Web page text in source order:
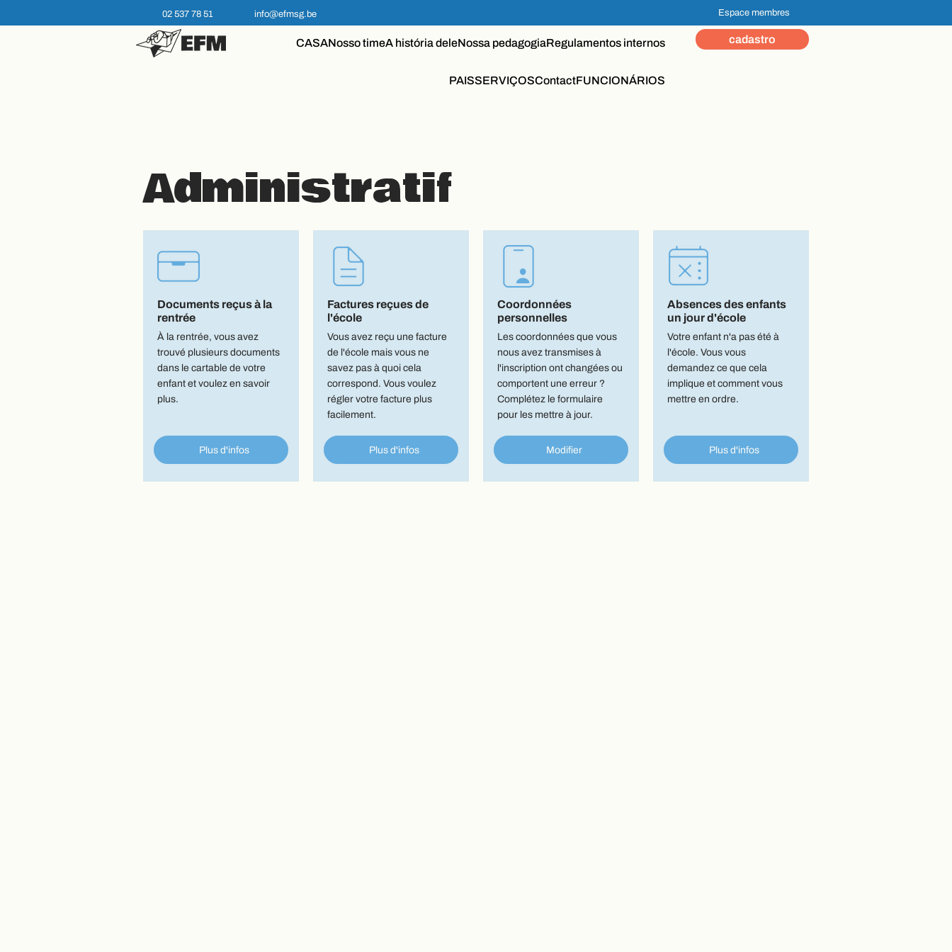
02 537 78 51 info@efmsg.be Espace membres
CASANosso timeA história deleNossa pedagogiaRegulamentos internos
PAISSERVIÇOSContactFUNCIONÁRIOS
cadastro
Administratif
Documents reçus à la
rentrée
À la rentrée, vous avez
trouvé plusieurs documents
dans le cartable de votre
enfant et voulez en savoir
plus.
Plus d'infos
Factures reçues de
l'école
Vous avez reçu une facture
de l'école mais vous ne
savez pas à quoi cela
correspond. Vous voulez
régler votre facture plus
facilement.
Plus d'infos
Coordonnées
personnelles
Les coordonnées que vous
nous avez transmises à
l'inscription ont changées ou
comportent une erreur ?
Complétez le formulaire
pour les mettre à jour.
Modifier
Absences des enfants
un jour d'école
Votre enfant n'a pas été à
l'école. Vous vous
demandez ce que cela
implique et comment vous
mettre en ordre.
Plus d'infos